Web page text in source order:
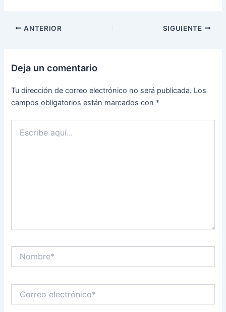
ANTERIOR SIGUIENTE
Deja un comentario
Tu dirección de correo electrónico no será publicada. Los
campos obligatorios están marcados con *
aquí...
electrónico*